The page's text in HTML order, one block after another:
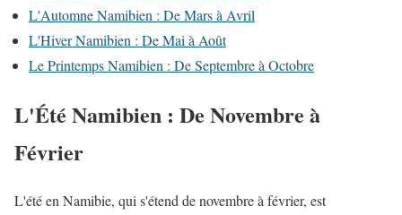
L'Automne Namibien : De Mars à Avril
L'Hiver Namibien : De Mai à Août
Le Printemps Namibien : De Septembre à Octobre
L'Été Namibien : De Novembre à
Février
L'été en Namibie, qui s'étend de novembre à février, est